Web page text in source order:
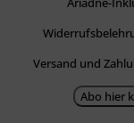
Versand und
Abo hier